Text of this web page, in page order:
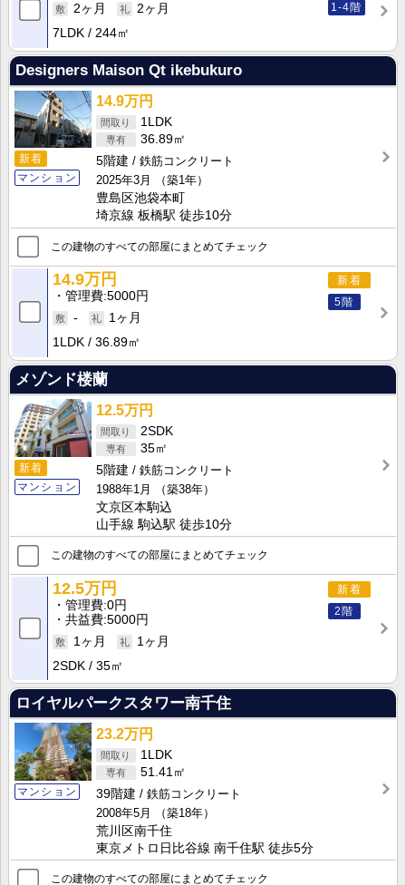
1-4階
2ヶ月
2ヶ月
7LDK
244㎡
Designers Maison Qt ikebukuro
新着
マンション
14.9万円
1LDK
36.89㎡
5階建
鉄筋コンクリート
2025年3月
（築1年）
豊島区池袋本町
埼京線 板橋駅 徒歩10分
この建物のすべての部屋にまとめてチェック
新着
5階
14.9万円
管理費 5000円
-
1ヶ月
1LDK
36.89㎡
メゾンド楼蘭
新着
マンション
12.5万円
2SDK
35㎡
5階建
鉄筋コンクリート
1988年1月
（築38年）
文京区本駒込
山手線 駒込駅 徒歩10分
この建物のすべての部屋にまとめてチェック
新着
2階
12.5万円
管理費 0円
共益費 5000円
1ヶ月
1ヶ月
2SDK
35㎡
ロイヤルパークスタワー南千住
マンション
23.2万円
1LDK
51.41㎡
39階建
鉄筋コンクリート
2008年5月
（築18年）
荒川区南千住
東京メトロ日比谷線 南千住駅 徒歩5分
この建物のすべての部屋にまとめてチェック